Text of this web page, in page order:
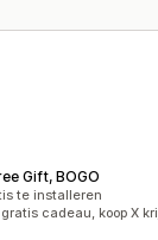
Gift, BOGO
totaal
te installeren
cadeau, koop X